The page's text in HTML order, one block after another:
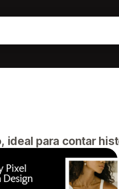
ideal para contar